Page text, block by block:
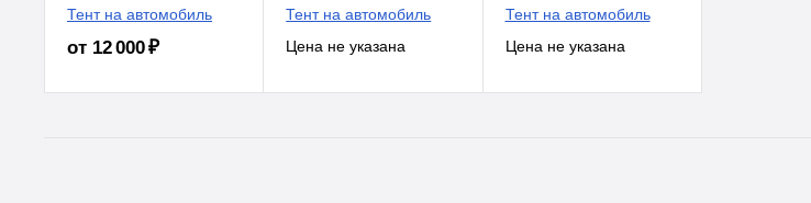
Тент на автомобиль
от 12 000 ₽
Тент на автомобиль Тент на автомобиль